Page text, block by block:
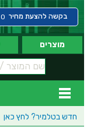
בקשה להצעת מחיר 0
מוצרים
חדש בטלמיר? לחץ כאן